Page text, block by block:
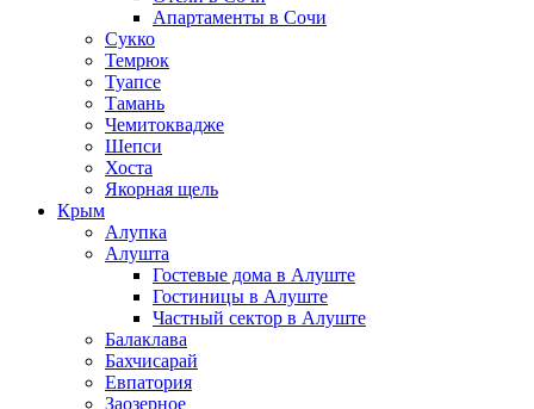
Апартаменты в Сочи
Сукко
Темрюк
Туапсе
Тамань
Чемитоквадже
Шепси
Хоста
Якорная щель
Крым
Алупка
Алушта
Гостевые дома в Алуште
Гостиницы в Алуште
Частный сектор в Алуште
Балаклава
Бахчисарай
Евпатория
Заозерное